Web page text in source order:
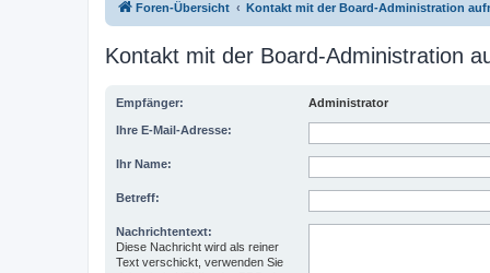
Foren-Übersicht Kontakt mit der Board-Administration
Kontakt mit der Board-Administration
Empfänger: Administrator
Ihre E-Mail-Adresse:
Ihr Name:
Betreff:
Nachrichtentext:
Diese Nachricht wird als reiner
Text verschickt, verwenden Sie